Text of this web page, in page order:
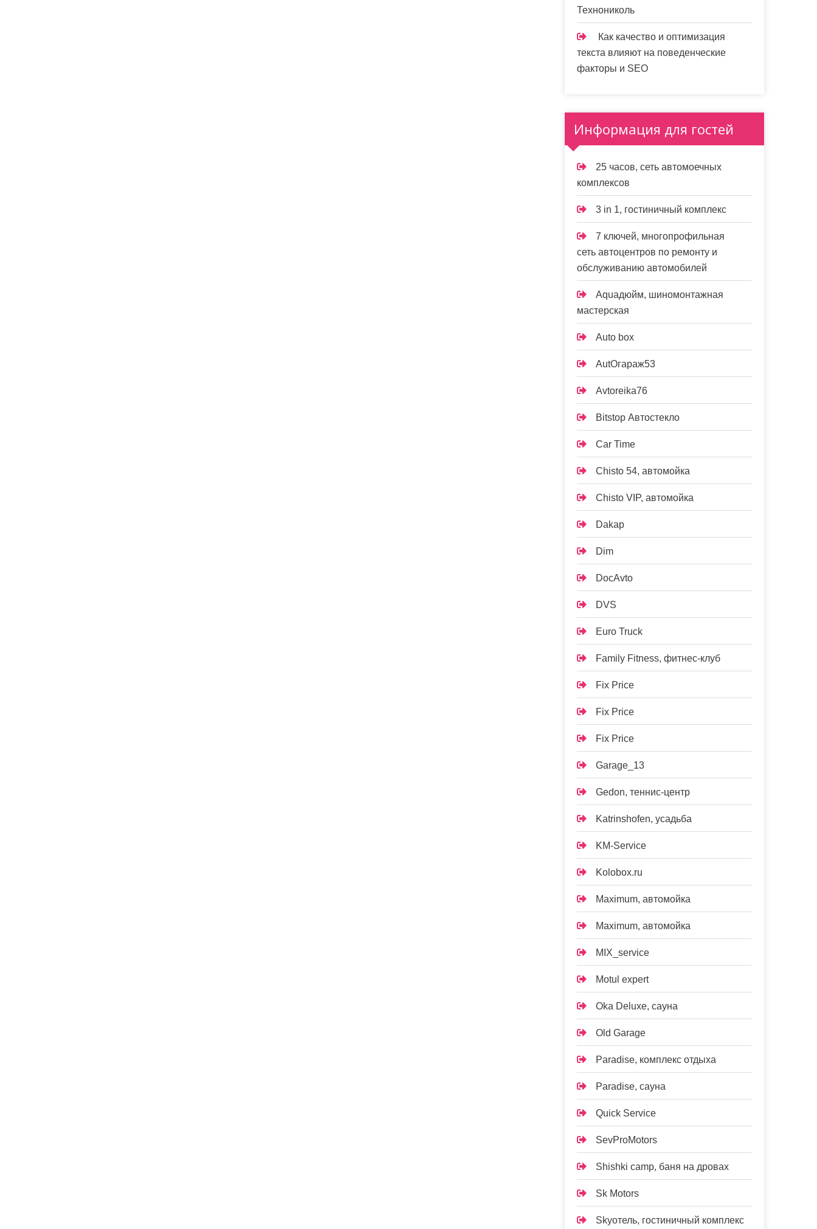
Технониколь
Как качество и оптимизация
текста влияют на поведенческие
факторы и SEO
Информация для гостей
25 часов, сеть автомоечных
комплексов
3 in 1, гостиничный комплекс
7 ключей, многопрофильная
сеть автоцентров по ремонту и
обслуживанию автомобилей
Aquaдюйм, шиномонтажная
мастерская
Auto box
AutOгараж53
Avtoreika76
Bitstop Автостекло
Car Time
Chisto 54, автомойка
Chisto VIP, автомойка
Dakap
Dim
DocAvto
DVS
Euro Truck
Family Fitness, фитнес-клуб
Fix Price
Fix Price
Fix Price
Garage_13
Gedon, теннис-центр
Katrinshofen, усадьба
KM-Service
Kolobox.ru
Maximum, автомойка
Maximum, автомойка
MIX_service
Motul expert
Oka Deluxe, сауна
Old Garage
Paradise, комплекс отдыха
Paradise, сауна
Quick Service
SevProMotors
Shishki camp, баня на дровах
Sk Motors
Skyотель, гостиничный комплекс